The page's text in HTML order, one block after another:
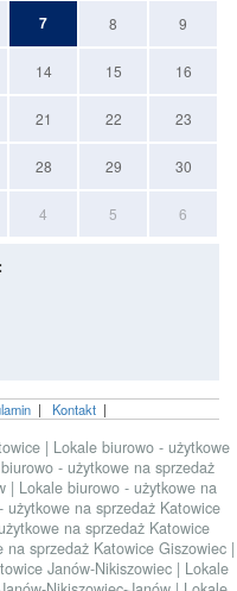
7 8 9
14 15 16
21 22 23
28 29 30
4 5 6
:
| Kontakt|
| Lokale biurowo - użytkowe
- użytkowe na sprzedaż
| Lokale biurowo - użytkowe na
użytkowe na sprzedaż Katowice
na sprzedaż Katowice
na sprzedaż Katowice Giszowiec|
Janów-Nikiszowiec| Lokale